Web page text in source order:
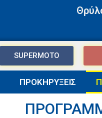
SUPERMOTO
ΠΡΟΚΗΡΥΞΕΙΣ